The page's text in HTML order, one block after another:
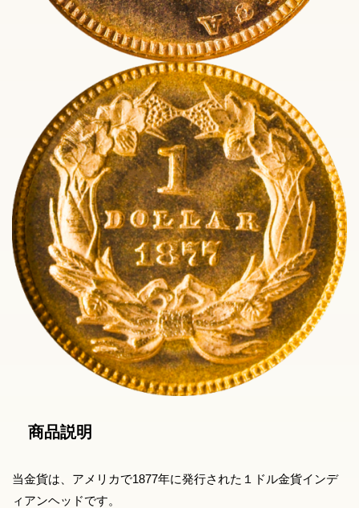
商品説明
当金貨は、アメリカで1877年に発行された１ドル金貨インデ
ィアンヘッドです。